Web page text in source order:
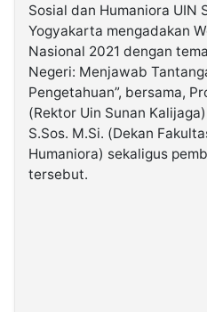
Kabarbaru.co
Kabarbaru
Media
Holding
Sosial dan Humaniora UIN
Yogyakarta mengadakan
Nasional 2021 dengan
Negeri: Menjawab
Pengetahuan”, bersama,
(Rektor Uin Sunan
S.Sos. M.Si. (Dekan
Humaniora) sekaligus
tersebut.